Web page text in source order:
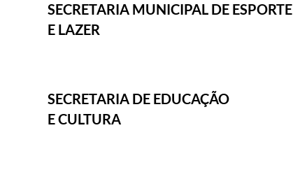
SECRETARIA MUNICIPAL DE ESPORTE
E LAZER
SECRETARIA DE EDUCAÇÃO
E CULTURA